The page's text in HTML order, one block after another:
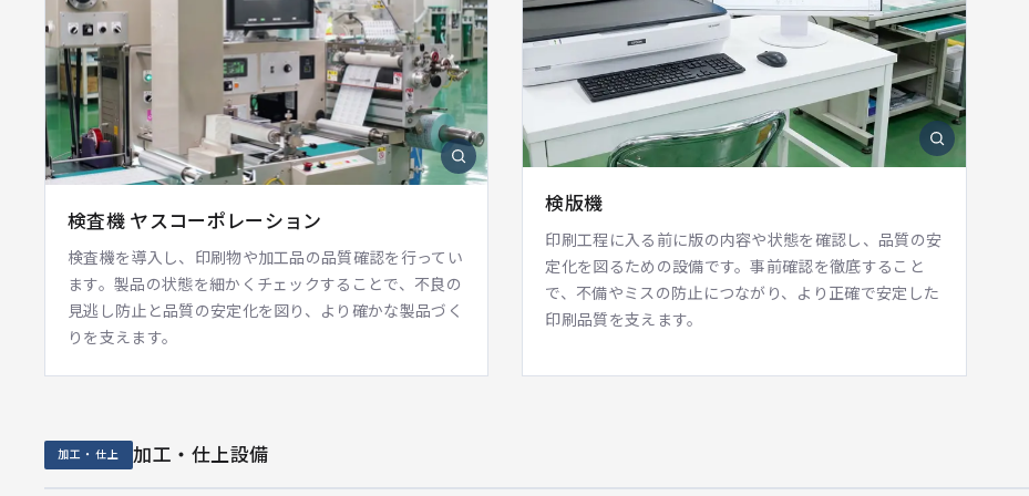
検査機 ヤスコーポレーション
検査機を導入し、印刷物や加工品の品質確認を行ってい
ます。製品の状態を細かくチェックすることで、不良の
見逃し防止と品質の安定化を図り、より確かな製品づく
りを支えます。
検版機
印刷工程に入る前に版の内容や状態を確認し、品質の安
定化を図るための設備です。事前確認を徹底すること
で、不備やミスの防止につながり、より正確で安定した
印刷品質を支えます。
加工・仕上 加工・仕上設備